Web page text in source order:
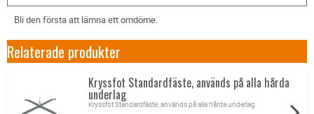
Bli den första att lämna ett omdöme.
Relaterade produkter
Kryssfot Standardfäste, används på alla hårda
underlag
Kryssfot Standardfäste, används på alla hårda underlag